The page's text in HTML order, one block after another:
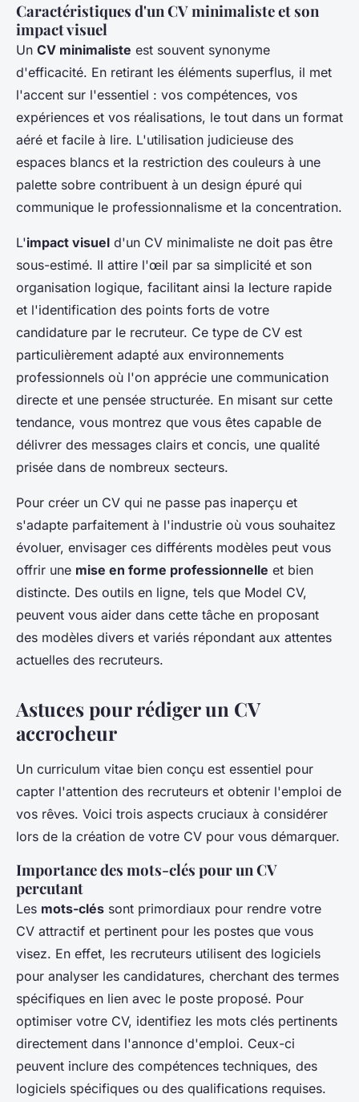
Caractéristiques d'un CV minimaliste et son
impact visuel
Un CV minimaliste est souvent synonyme
d'efficacité. En retirant les éléments superflus, il met
l'accent sur l'essentiel : vos compétences, vos
expériences et vos réalisations, le tout dans un format
aéré et facile à lire. L'utilisation judicieuse des
espaces blancs et la restriction des couleurs à une
palette sobre contribuent à un design épuré qui
communique le professionnalisme et la concentration.
L'impact visuel d'un CV minimaliste ne doit pas être
sous-estimé. Il attire l'œil par sa simplicité et son
organisation logique, facilitant ainsi la lecture rapide
et l'identification des points forts de votre
candidature par le recruteur. Ce type de CV est
particulièrement adapté aux environnements
professionnels où l'on apprécie une communication
directe et une pensée structurée. En misant sur cette
tendance, vous montrez que vous êtes capable de
délivrer des messages clairs et concis, une qualité
prisée dans de nombreux secteurs.
Pour créer un CV qui ne passe pas inaperçu et
s'adapte parfaitement à l'industrie où vous souhaitez
évoluer, envisager ces différents modèles peut vous
offrir une mise en forme professionnelle et bien
distincte. Des outils en ligne, tels que Model CV,
peuvent vous aider dans cette tâche en proposant
des modèles divers et variés répondant aux attentes
actuelles des recruteurs.
Astuces pour rédiger un CV
accrocheur
Un curriculum vitae bien conçu est essentiel pour
capter l'attention des recruteurs et obtenir l'emploi de
vos rêves. Voici trois aspects cruciaux à considérer
lors de la création de votre CV pour vous démarquer.
Importance des mots-clés pour un CV
percutant
Les mots-clés sont primordiaux pour rendre votre
CV attractif et pertinent pour les postes que vous
visez. En effet, les recruteurs utilisent des logiciels
pour analyser les candidatures, cherchant des termes
spécifiques en lien avec le poste proposé. Pour
optimiser votre CV, identifiez les mots clés pertinents
directement dans l'annonce d'emploi. Ceux-ci
peuvent inclure des compétences techniques, des
logiciels spécifiques ou des qualifications requises.